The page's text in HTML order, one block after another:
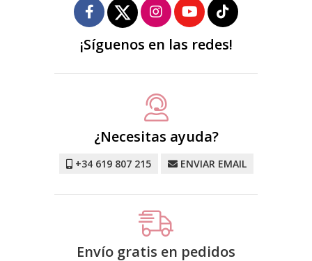
¡Síguenos en las redes!
¿Necesitas ayuda?
+34 619 807 215 ENVIAR EMAIL
Envío gratis en pedidos